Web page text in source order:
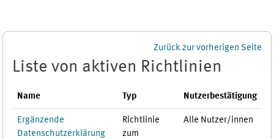
Zurück zur vorherigen Seite
Liste von aktiven Richtlinien
Name Typ Nutzerbestätigung
Ergänzende
Datenschutzerklärung
Richtlinie
zum
Alle Nutzer/innen